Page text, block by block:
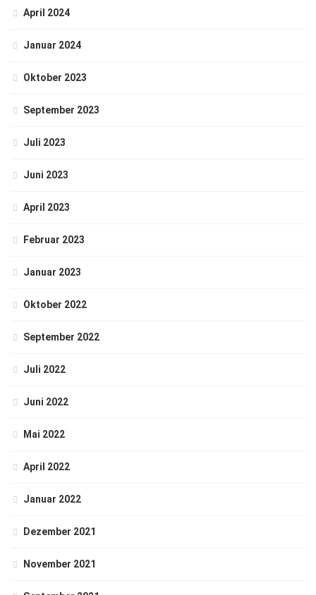
April 2024
Januar 2024
Oktober 2023
September 2023
Juli 2023
Juni 2023
April 2023
Februar 2023
Januar 2023
Oktober 2022
September 2022
Juli 2022
Juni 2022
Mai 2022
April 2022
Januar 2022
Dezember 2021
November 2021